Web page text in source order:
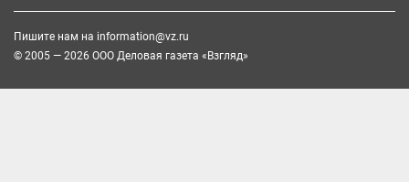
Пишите нам на information@vz.ru
© 2005 — 2026 ООО Деловая газета «Взгляд»